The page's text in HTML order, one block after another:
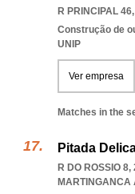
R PRINCIPAL
Construção de
UNIP
Ver empresa
Matches in the
Pitada
R DO ROSSIO 8,